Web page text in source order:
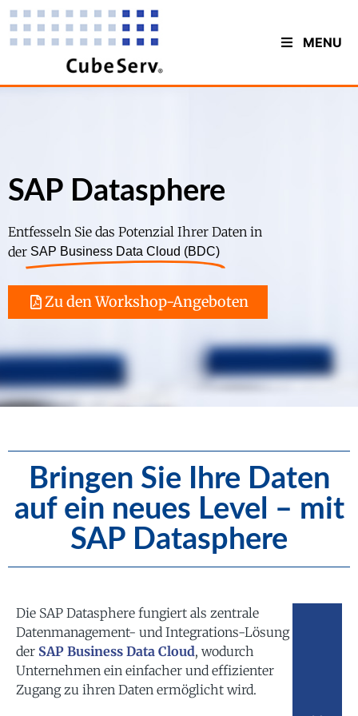
MENU
SAP Datasphere
Entfesseln Sie das Potenzial Ihrer Daten in
der SAP Business Data Cloud (BDC)
Zu den Workshop-Angeboten
Bringen Sie Ihre Daten
auf ein neues Level – mit
SAP Datasphere
Die SAP Datasphere fungiert als zentrale
Datenmanagement- und Integrations-Lösung
der SAP Business Data Cloud, wodurch
Unternehmen ein einfacher und effizienter
Zugang zu ihren Daten ermöglicht wird.